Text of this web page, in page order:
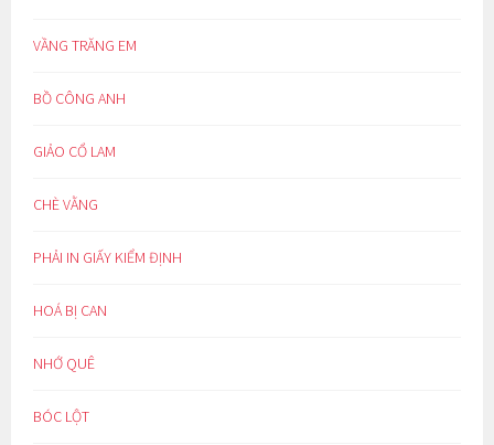
VẦNG TRĂNG EM
BỒ CÔNG ANH
GIẢO CỔ LAM
CHÈ VẰNG
PHẢI IN GIẤY KIỂM ĐỊNH
HOÁ BỊ CAN
NHỚ QUÊ
BÓC LỘT